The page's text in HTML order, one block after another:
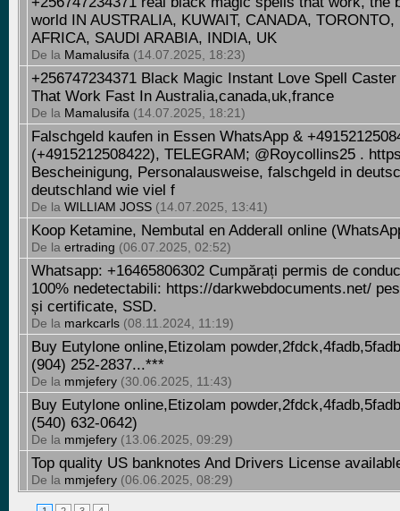
world IN AUSTRALIA, KUWAIT, CANADA,
AFRICA, SAUDI ARABIA, INDIA, UK
De la Mamalusifa (14.07.2025, 18:23)
+256747234371 Black Magic Instant Love Spell
That Work Fast In Australia,canada,uk,france
De la Mamalusifa (14.07.2025, 18:21)
Falschgeld kaufen in Essen WhatsApp &
(+4915212508422), TELEGRAM; @Roycollins25 .
Bescheinigung, Personalausweise, falschgeld in
deutschland wie viel f
De la WILLIAM JOSS (14.07.2025, 13:41)
Koop Ketamine, Nembutal en Adderall online
De la ertrading (06.07.2025, 02:52)
Whatsapp: +16465806302 Cumpărați permis de
100% nedetectabili: https://darkwebdocuments.net/
și certificate, SSD.
De la markcarls (08.11.2024, 11:19)
Buy Eutylone online,Etizolam
(904) 252-2837...***
De la mmjefery (30.06.2025, 11:43)
Buy Eutylone online,Etizolam
(540) 632-0642)
De la mmjefery (13.06.2025, 09:29)
Top quality US banknotes And Drivers License
De la mmjefery (06.06.2025, 08:29)